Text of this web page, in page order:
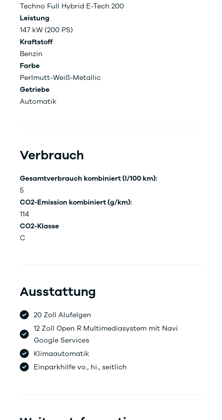
Techno Full Hybrid E-Tech 200
Leistung
147 kW (200 PS)
Kraftstoff
Benzin
Farbe
Perlmutt-Weiß-Metallic
Getriebe
Automatik
Verbrauch
Gesamtverbrauch kombiniert (l/100 km):
5
CO2-Emission kombiniert (g/km):
114
CO2-Klasse
C
Ausstattung
20 Zoll Alufelgen
12 Zoll Open R Multimediasystem mit Navi
Google Services
Klimaautomatik
Einparkhilfe vo., hi., seitlich